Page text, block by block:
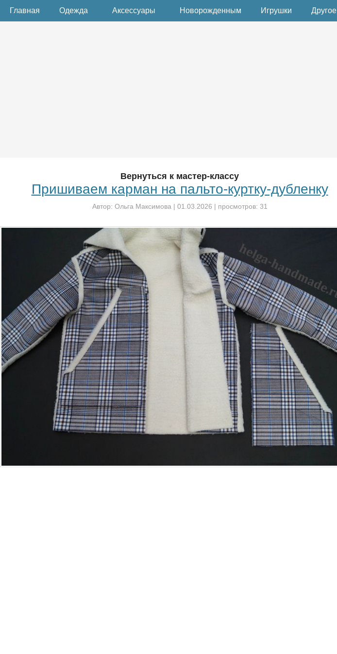
Главная Одежда Аксессуары Новорожденным Игрушки Другое
Вернуться к мастер-классу
Пришиваем карман на пальто-куртку-дубленку
Автор: Ольга Максимова | 01.03.2026 | просмотров: 31